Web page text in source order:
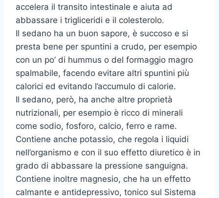
accelera il transito intestinale e aiuta ad
abbassare i trigliceridi e il colesterolo.
Il sedano ha un buon sapore, è succoso e si
presta bene per spuntini a crudo, per esempio
con un po’ di hummus o del formaggio magro
spalmabile, facendo evitare altri spuntini più
calorici ed evitando l’accumulo di calorie.
Il sedano, però, ha anche altre proprietà
nutrizionali, per esempio è ricco di minerali
come sodio, fosforo, calcio, ferro e rame.
Contiene anche potassio, che regola i liquidi
nell’organismo e con il suo effetto diuretico è in
grado di abbassare la pressione sanguigna.
Contiene inoltre magnesio, che ha un effetto
calmante e antidepressivo, tonico sul Sistema